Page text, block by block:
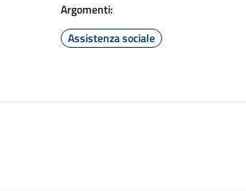
Argomenti:
Assistenza sociale